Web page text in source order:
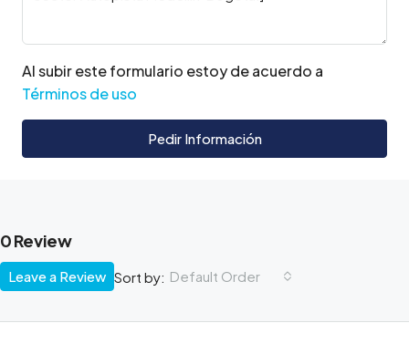
Al subir este formulario estoy de acuerdo a
Términos de uso
Pedir Información
0 Review
Sort by: Default Order
Leave a Review